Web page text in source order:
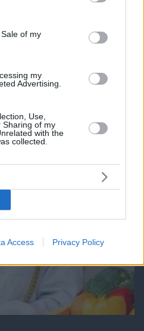
and its third-party tags to
purposes in below Google
of my
my
Advertising.
Use,
Sharing of my
with the
collected.
Access Privacy Policy